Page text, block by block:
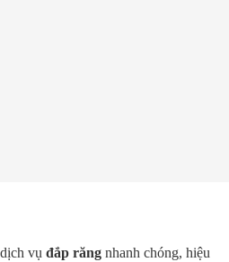
vụ đắp răng nhanh chóng, hiệu